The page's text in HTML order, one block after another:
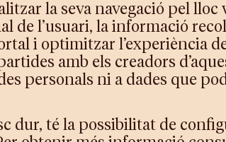
la seva navegació pel lloc
de l’usuari, la informació
i optimitzar l’experiència
amb els creadors
personals ni a dades que
dur, té la possibilitat de